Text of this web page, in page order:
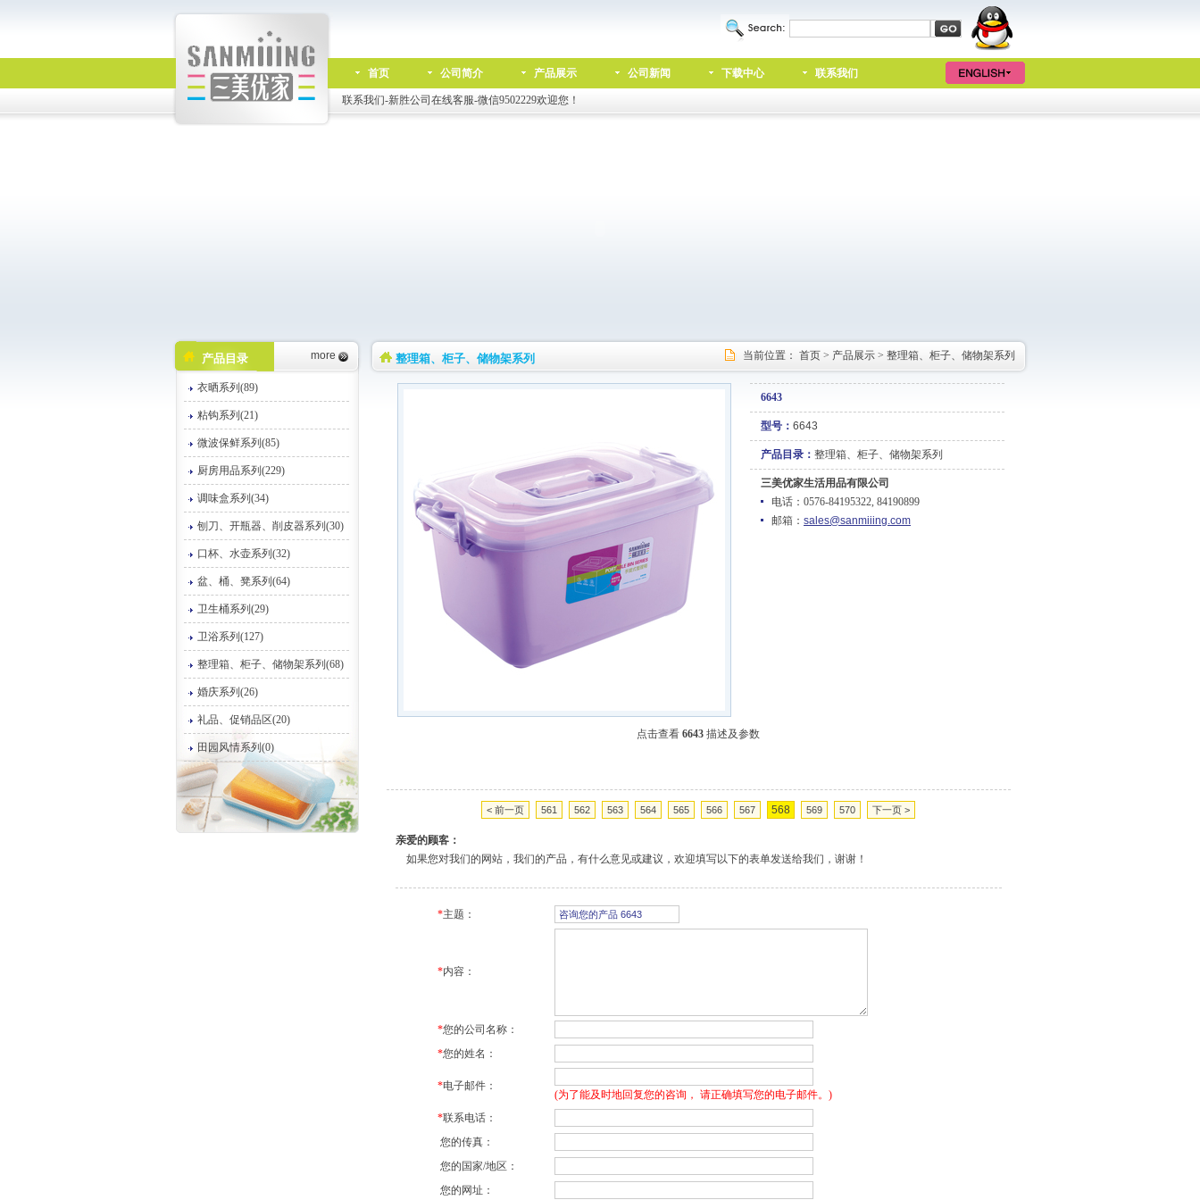
首页 公司简介 产品展示 公司新闻 下载中心 联系我们
联系我们-新胜公司在线客服-微信9502229欢迎您！
产品目录 more
衣晒系列(89)
粘钩系列(21)
微波保鲜系列(85)
厨房用品系列(229)
调味盒系列(34)
刨刀、开瓶器、削皮器系列(30)
口杯、水壶系列(32)
盆、桶、凳系列(64)
卫生桶系列(29)
卫浴系列(127)
整理箱、柜子、储物架系列(68)
婚庆系列(26)
礼品、促销品区(20)
田园风情系列(0)
整理箱、柜子、储物架系列 当前位置： 首页> 产品展示> 整理箱、柜子、储物架系列
6643
型号： 6643
产品目录： 整理箱、柜子、储物架系列
三美优家生活用品有限公司
电话：0576-84195322, 84190899
邮箱： sales@sanmiiing.com
点击查看 6643 描述及参数
< 前一页 561 562 563 564 565 566 567 568 569 570 下一页 >
亲爱的顾客：
如果您对我们的网站，我们的产品，有什么意见或建议，欢迎填写以下的表单发送给我们，谢谢！
*主题：
*内容：
*您的公司名称：
*您的姓名：
*电子邮件：
(为了能及时地回复您的咨询， 请正确填写您的电子邮件。)
*联系电话：
您的传真：
您的国家/地区：
您的网址：